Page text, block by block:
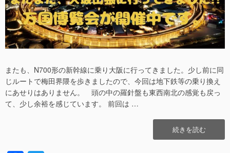
またも、N700形の新幹線に乗り大阪に行ってきました。少し前に同
じルートで梅田界隈を歩きましたので、今回は地下鉄等の乗り換え
にあせりはありません。 頭の中の羅針盤も東西南北の感覚も戻っ
て、少し余裕を感じています。 前回は …
“関
西
続きを読む